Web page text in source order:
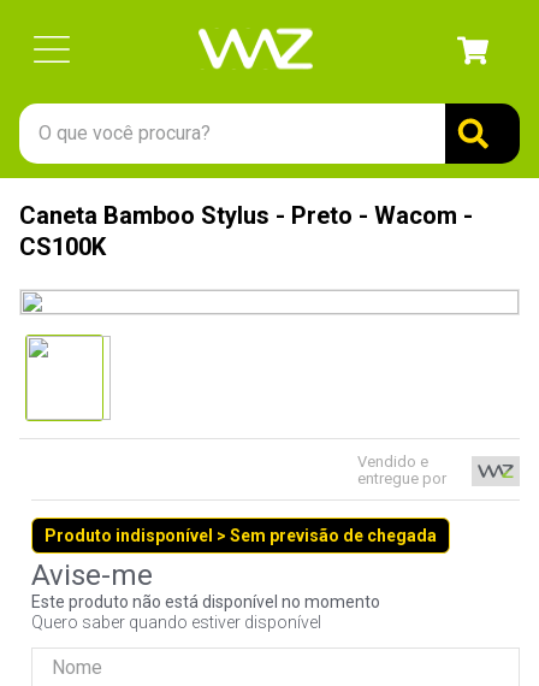
O que você procura?
Caneta Bamboo Stylus - Preto - Wacom -
CS100K
Vendido e
entregue por
Produto indisponível > Sem previsão de chegada
Este produto não está disponível no momento
Quero saber quando estiver disponível
1º
gabinete
3º
teclado
6º
mouse
8º
fractal
10º hd